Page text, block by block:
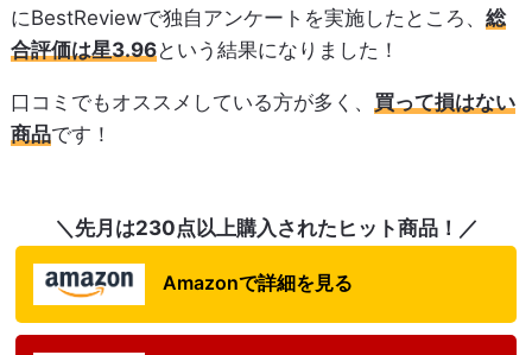
にBestReviewで独自アンケートを実施したところ、 総
合評価は星3.96という結果になりました！
口コミでもオススメしている方が多く、 買って損はない
商品です！
＼先月は230点以上購入されたヒット商品！／
Amazonで詳細を見る